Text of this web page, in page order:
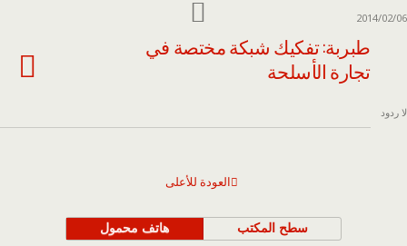
2014/02/06
طبربة: تفكيك شبكة مختصة في
تجارة الأسلحة
لا ردود
العودة للأعلى
هاتف محمول سطح المكتب